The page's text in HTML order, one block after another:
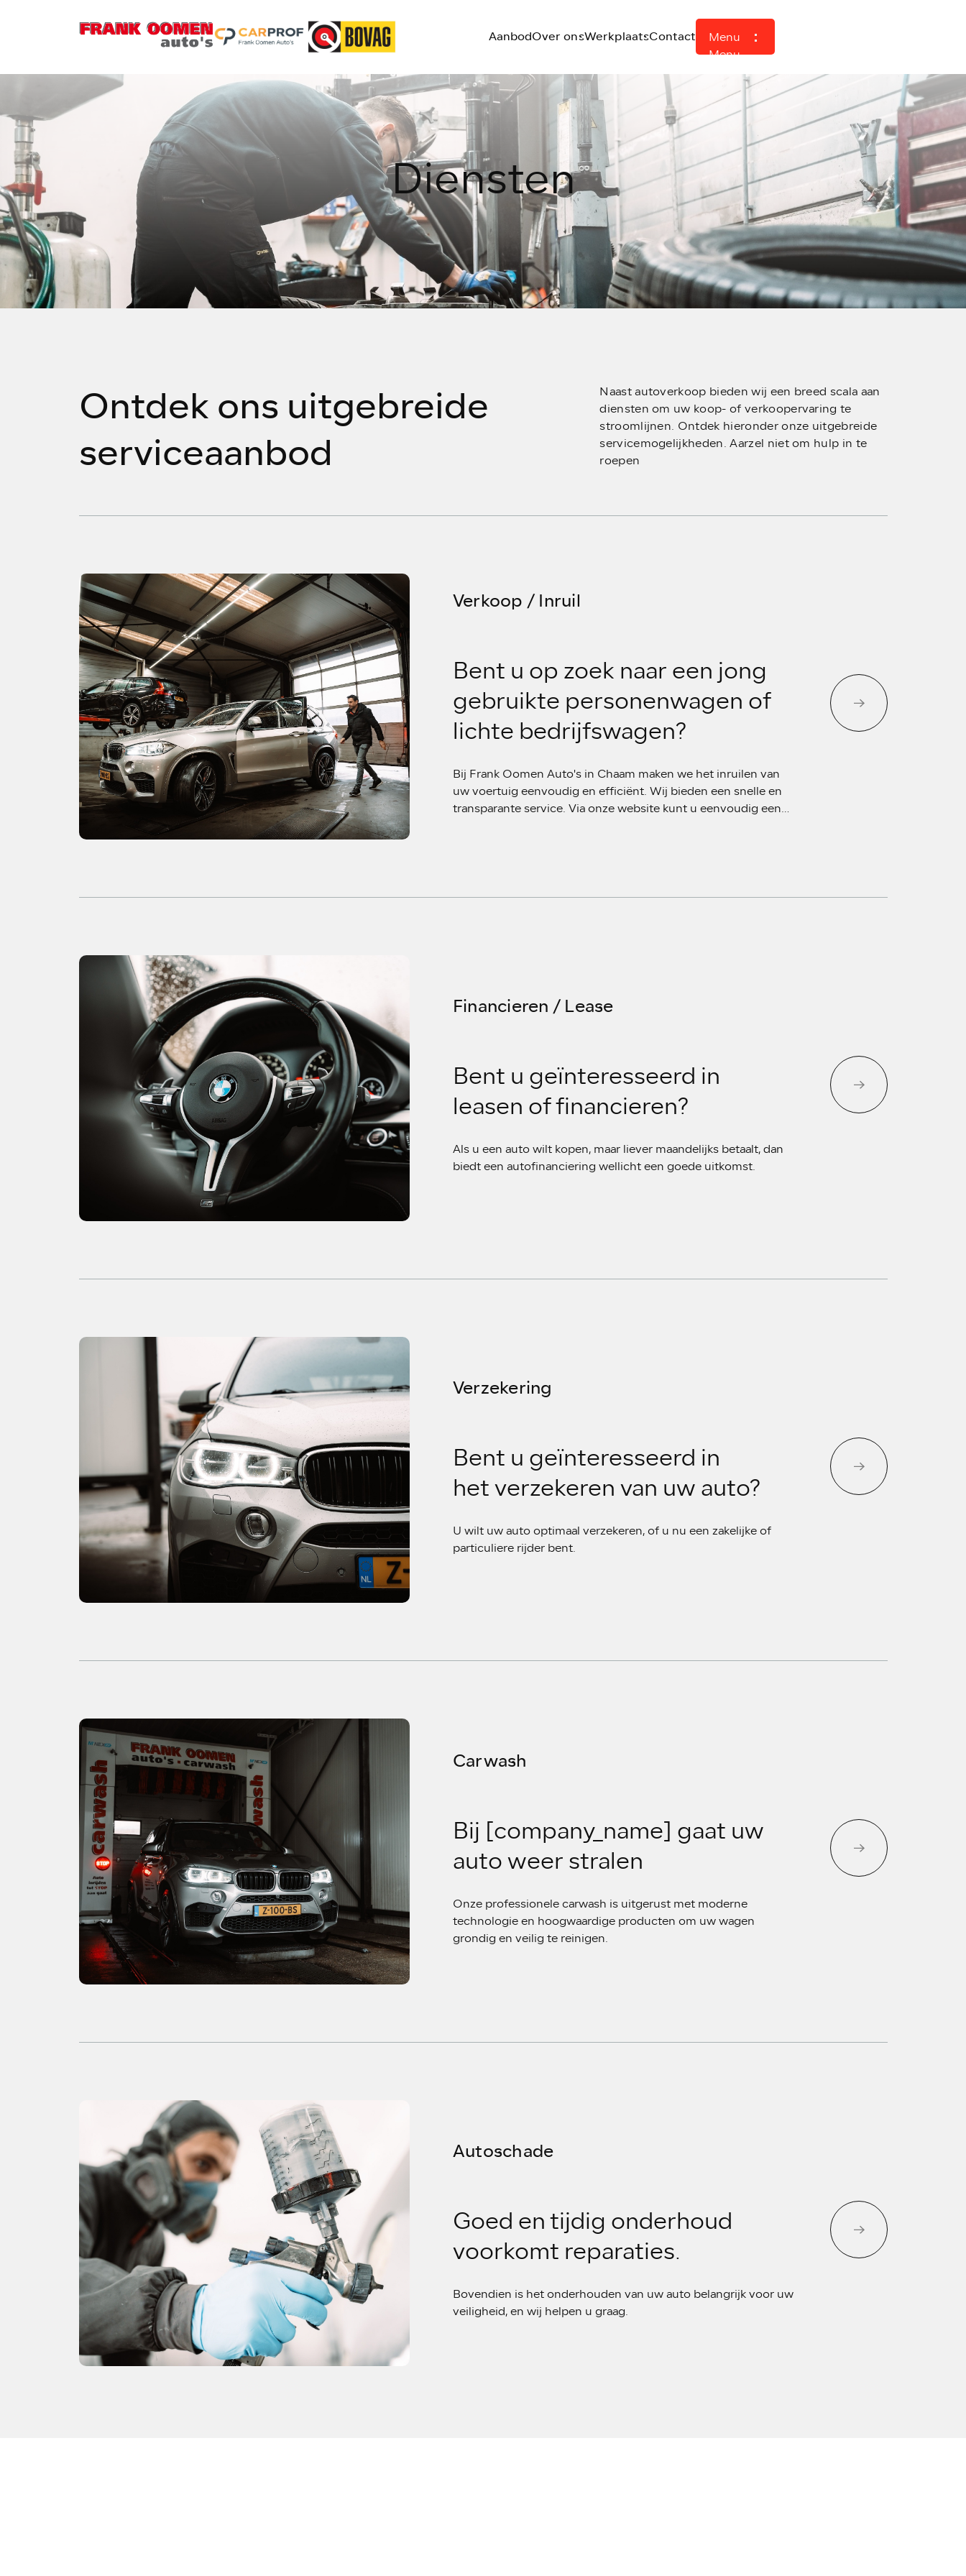
AanbodOver onsWerkplaatsContact
Menu
Menu
Home
Aanbod
Diensten
Over ons
Werkplaats
ASN Autoschade
Verkocht
Contact
Diensten
Ontdek ons ​​uitgebreide
serviceaanbod
Naast autoverkoop bieden wij een breed scala aan
diensten om uw koop- of verkoopervaring te
stroomlijnen. Ontdek hieronder onze uitgebreide
servicemogelijkheden. Aarzel niet om hulp in te
roepen
Verkoop / Inruil
Bent u op zoek naar een jong
gebruikte personenwagen of
lichte bedrijfswagen?
Bij Frank Oomen Auto's in Chaam maken we het inruilen van
uw voertuig eenvoudig en efficiënt. Wij bieden een snelle en
transparante service. Via onze website kunt u eenvoudig een
Financieren / Lease
Bent u geïnteresseerd in
leasen of financieren?
Als u een auto wilt kopen, maar liever maandelijks betaalt, dan
biedt een autofinanciering wellicht een goede uitkomst.
Verzekering
Bent u geïnteresseerd in
het verzekeren van uw auto?
U wilt uw auto optimaal verzekeren, of u nu een zakelijke of
particuliere rijder bent.
Carwash
Bij [company_name] gaat uw
auto weer stralen
Onze professionele carwash is uitgerust met moderne
technologie en hoogwaardige producten om uw wagen
grondig en veilig te reinigen.
Autoschade
Goed en tijdig onderhoud
voorkomt reparaties.
Bovendien is het onderhouden van uw auto belangrijk voor uw
veiligheid, en wij helpen u graag.